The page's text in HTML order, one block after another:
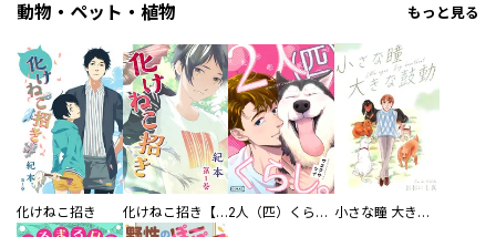
動物・ペット・植物 もっと見る
化けねこ招き 化けねこ招き【描きおろし付合冊版】 2人（匹）くらし。 小さな瞳 大きな鼓動